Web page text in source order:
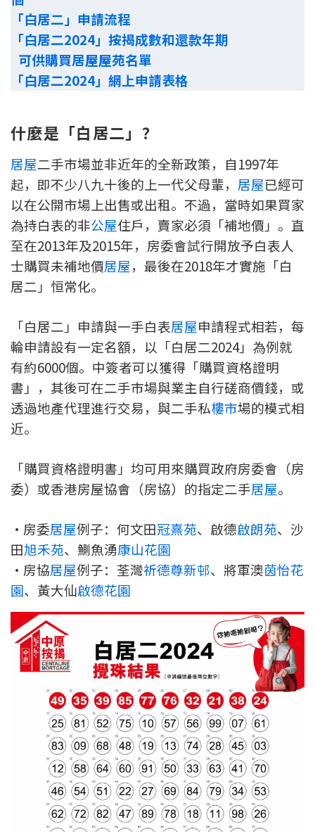
「白居二」申請流程
「白居二2024」按揭成數和還款年期
可供購買居屋屋苑名單
「白居二2024」網上申請表格
什麼是「白居二」？
居屋二手市場並非近年的全新政策，自1997年
起，即不少八九十後的上一代父母輩， 居屋已經可
以在公開市場上出售或出租。不過，當時如果買家
為持白表的非公屋住戶，賣家必須「補地價」。直
至在2013年及2015年，房委會試行開放予白表人
士購買未補地價居屋，最後在2018年才實施「白
居二」恒常化。
「白居二」申請與一手白表居屋申請程式相若，每
輪申請設有一定名額，以「白居二2024」為例就
有約6000個。中簽者可以獲得「購買資格證明
書」，其後可在二手市場與業主自行磋商價錢，或
透過地產代理進行交易，與二手私樓市場的模式相
近。
「購買資格證明書」均可用來購買政府房委會（房
委）或香港房屋協會（房協）的指定二手居屋。
•房委居屋例子：何文田冠熹苑、啟德啟朗苑、沙
田旭禾苑、鰂魚湧康山花園
•房協居屋例子：荃灣祈德尊新邨、將軍澳茵怡花
園、黃大仙啟德花園